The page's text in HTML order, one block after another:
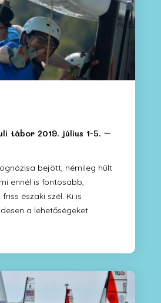
tábor 2019. július 1-5. –
bejött, némileg hűlt
ennél is fontosabb,
északi szél. Ki is
a lehetőségeket.